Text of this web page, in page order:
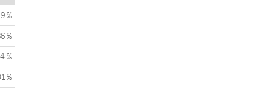
%
%
%
%